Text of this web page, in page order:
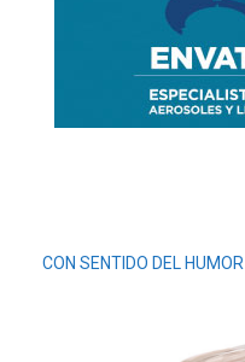
CON SENTIDO DEL HUMOR